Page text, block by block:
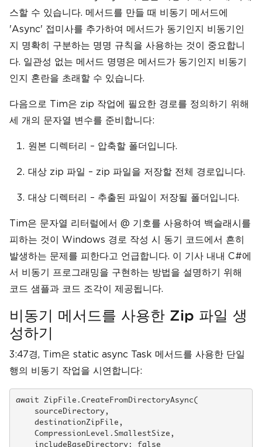
스할 수 있습니다. 메서드를 만들 때 비동기 메서드에
'Async' 접미사를 추가하여 메서드가 동기인지 비동기인
지 명확히 구분하는 명명 규칙을 사용하는 것이 중요합니
다. 일관성 없는 메서드 명명은 메서드가 동기인지 비동기
인지 혼란을 초래할 수 있습니다.
다음으로 Tim은 zip 작업에 필요한 경로를 정의하기 위해
세 개의 문자열 변수를 준비합니다:
원본 디렉터리 – 압축할 폴더입니다.
대상 zip 파일 – zip 파일을 저장할 전체 경로입니다.
대상 디렉터리 – 추출된 파일이 저장될 폴더입니다.
Tim은 문자열 리터럴에서 @ 기호를 사용하여 백슬래시를
피하는 것이 Windows 경로 작성 시 동기 코드에서 흔히
발생하는 문제를 피한다고 언급합니다. 이 기사 내내 C#에
서 비동기 프로그래밍을 구현하는 방법을 설명하기 위해
코드 샘플과 코드 조각이 제공됩니다.
비동기 메서드를 사용한 Zip 파일 생
성하기
3:47경, Tim은 static async Task 메서드를 사용한 단일
행의 비동기 작업을 시연합니다:
await ZipFile.CreateFromDirectoryAsync(